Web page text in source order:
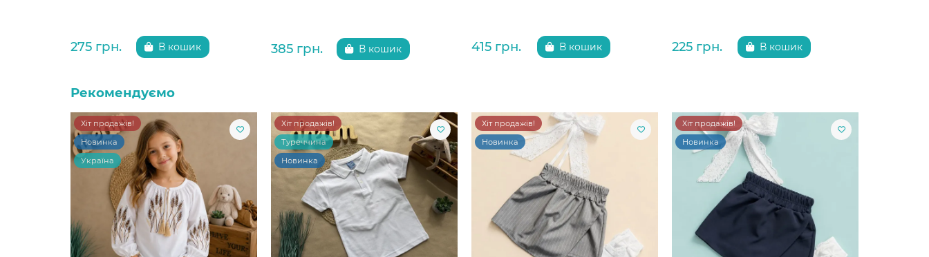
275 грн. В кошик 385 грн. В кошик 415 грн. В кошик 225 грн. В кошик
Рекомендуємо
Хіт продажів!
Новинка
Україна
Хіт продажів!
Туреччина
Новинка
Хіт продажів!
Новинка
Хіт продажів!
Новинка